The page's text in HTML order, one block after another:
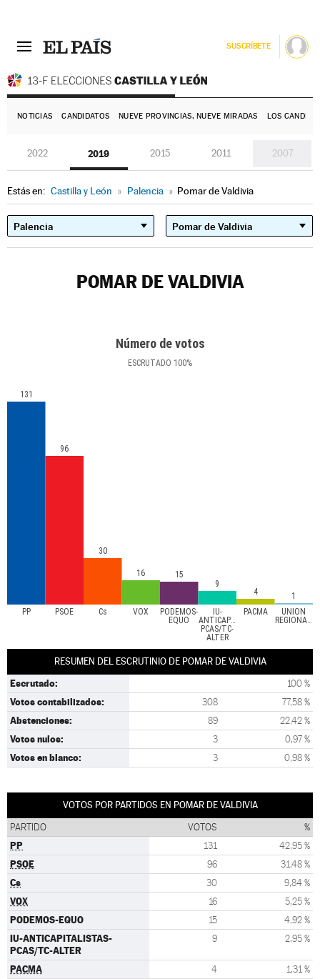
SUSCRÍBETE
NOTICIAS CANDIDATOS NUEVE PROVINCIAS, NUEVE MIRADAS LOS
2022 2019 2015 2011 2007
Estás en: Castilla y León » Palencia » Pomar de Valdivia
POMAR DE VALDIVIA
Número de votos
ESCRUTADO 100%
PP PSOE Cs VOX
PODEMOS-
EQUO
IU-
ANTICAPITALISTAS-
PCAS/TC-
ALTER
PACMA
UNIÓN
REGIONALISTA
131
96
30
16
15
9
4 1
RESUMEN DEL ESCRUTINIO DE POMAR DE VALDIVIA
Escrutado: 100 %
Votos contabilizados: 308 77,58 %
Abstenciones: 89 22,42 %
Votos nulos: 3 0,97 %
Votos en blanco: 3 0,98 %
VOTOS POR PARTIDOS EN POMAR DE VALDIVIA
PARTIDO VOTOS %
PP 131 42,95 %
PSOE 96 31,48 %
Cs 30 9,84 %
VOX 16 5,25 %
PODEMOS-EQUO 15 4,92 %
IU-ANTICAPITALISTAS-
PCAS/TC-ALTER
9 2,95 %
PACMA 4 1,31 %